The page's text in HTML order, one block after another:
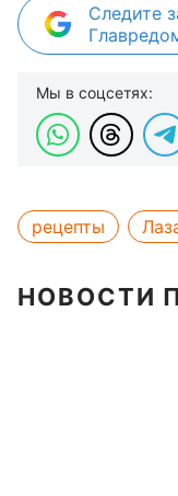
Следите
Мы в соцсетях:
рецепты
НОВОСТИ